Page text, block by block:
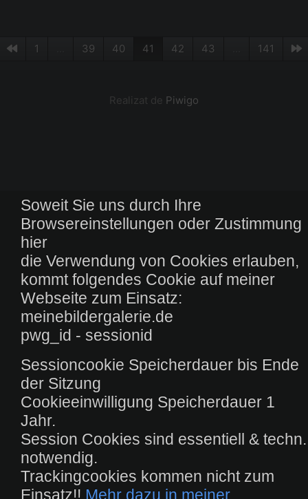
Soweit Sie uns durch Ihre
Browsereinstellungen oder Zustimmung
hier
die Verwendung von Cookies erlauben,
kommt folgendes Cookie auf meiner
Webseite zum Einsatz:
meinebildergalerie.de
pwg_id - sessionid
Sessioncookie Speicherdauer bis Ende
der Sitzung
Cookieeinwilligung Speicherdauer 1
Jahr.
Session Cookies sind essentiell & techn.
notwendig.
Trackingcookies kommen nicht zum
Einsatz!! Mehr dazu in meiner
1 39 40 41 42 43 141
Realizat de Piwigo